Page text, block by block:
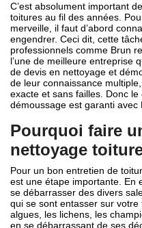
C’est absolument important
toitures au fil des années.
merveille, il faut d’abord
engendrer. Ceci dit, cette
professionnels comme Brun
l’une de meilleure entreprise
de devis en nettoyage et
de leur connaissance
exacte et sans failles. Donc
démoussage est garanti avec
Pourquoi faire
nettoyage
Pour un bon entretien de
est une étape importante. En
se débarrasser des divers
qui se sont entasser sur
algues, les lichens, les
en se débarrassant de ses